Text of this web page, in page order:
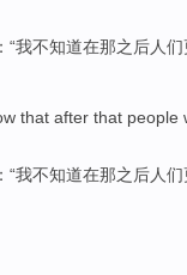
“我不知道在那之后人们
that after that people
“我不知道在那之后人们